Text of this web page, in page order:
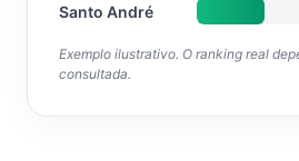
Santo André
Exemplo ilustrativo. O ranking real
consultada.